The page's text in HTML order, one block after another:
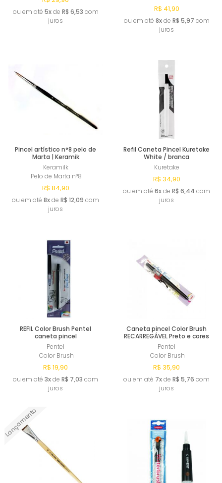
ou em até 5xde R$ 6,53 com
juros
R$ 41,90
ou em até 8xde R$ 5,97 com
juros
Pincel artístico n°8 pelo de
Marta | Keramik
Keramilk
Pelo de Marta n°8
R$ 84,90
ou em até 8xde R$ 12,09 com
juros
Refil Caneta Pincel Kuretake
White / branca
Kuretake
R$ 34,90
ou em até 6xde R$ 6,44 com
juros
REFIL Color Brush Pentel
caneta pincel
Pentel
Color Brush
R$ 19,90
ou em até 3xde R$ 7,03 com
juros
Caneta pincel Color Brush
RECARREGÁVEL Preto e cores
Pentel
Color Brush
R$ 35,90
ou em até 7xde R$ 5,76 com
juros
Lançamento